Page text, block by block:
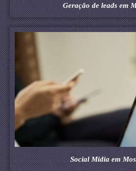
Geração de leads em
Social Midia em